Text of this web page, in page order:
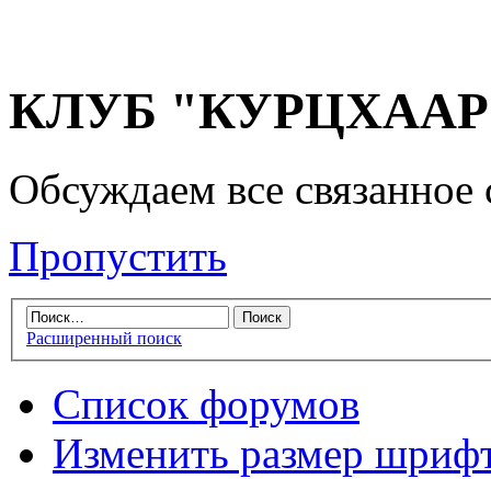
КЛУБ "КУРЦХААР"
Обсуждаем все
Пропустить
Расширенный поиск
Список форумов
Изменить размер